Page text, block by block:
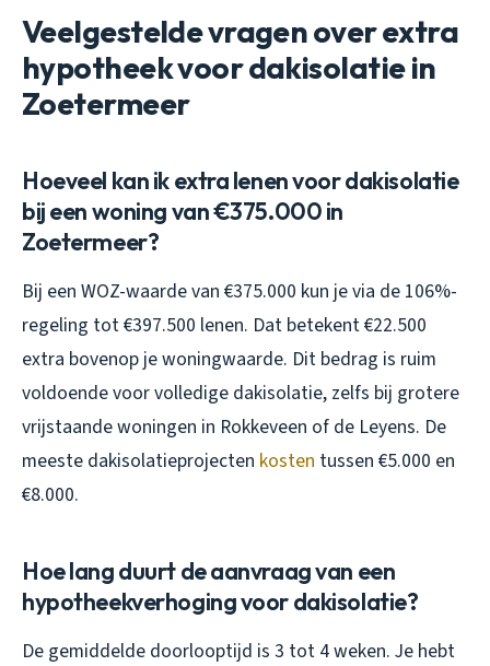
Veelgestelde vragen over extra
hypotheek voor dakisolatie in
Zoetermeer
Hoeveel kan ik extra lenen voor dakisolatie
bij een woning van €375.000 in
Zoetermeer?
Bij een WOZ-waarde van €375.000 kun je via de 106%-
regeling tot €397.500 lenen. Dat betekent €22.500
extra bovenop je woningwaarde. Dit bedrag is ruim
voldoende voor volledige dakisolatie, zelfs bij grotere
vrijstaande woningen in Rokkeveen of de Leyens. De
meeste dakisolatieprojecten kosten tussen €5.000 en
€8.000.
Hoe lang duurt de aanvraag van een
hypotheekverhoging voor dakisolatie?
De gemiddelde doorlooptijd is 3 tot 4 weken. Je hebt